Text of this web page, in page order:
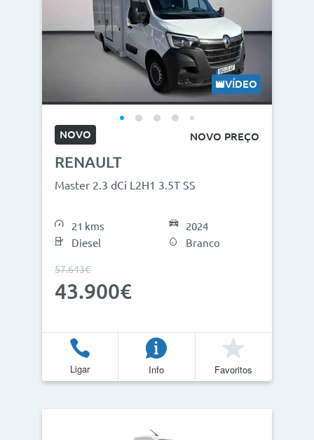
VÍDEO
NOVO NOVO PREÇO
RENAULT
Master 2.3 dCi L2H1 3.5T SS
21 kms
Diesel
2024
Branco
57.643€
43.900€
Ligar Info Favoritos